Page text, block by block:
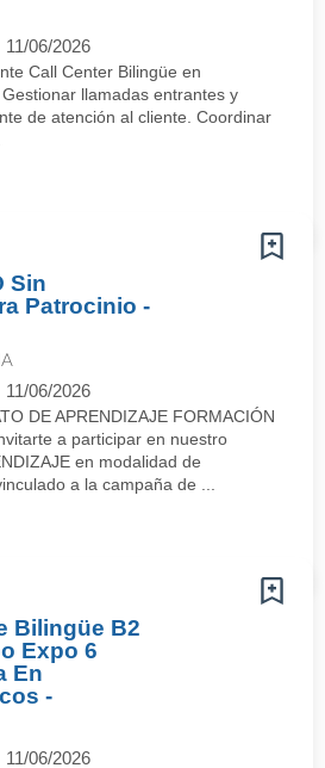
11/06/2026
Call Center Bilingüe en
llamadas entrantes y
de atención al cliente. Coordinar
Sin
Patrocinio -
11/06/2026
DE APRENDIZAJE FORMACIÓN
a participar en nuestro
en modalidad de
a la campaña de ...
Bilingüe B2
Expo 6
En
-
11/06/2026